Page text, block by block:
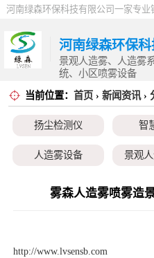
河南绿森环保科
景观人造雾、人造雾
统、小区喷雾设备
当前位置： 首页 › 新闻资讯›
扬尘检测仪 智
人造雾设备 景观
小区喷雾设备 高空
雾森人造雾喷雾造
http://www.lvsensb.com
扬尘检测仪
智慧工地
人造雾设备